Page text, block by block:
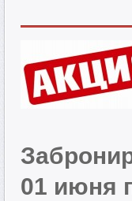
01 июня